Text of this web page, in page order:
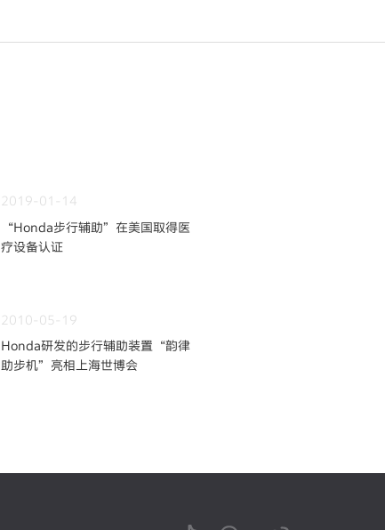
2019-01-14
“Honda步行辅助”在美国取得医
疗设备认证
2010-05-19
Honda研发的步行辅助装置“韵律
助步机”亮相上海世博会